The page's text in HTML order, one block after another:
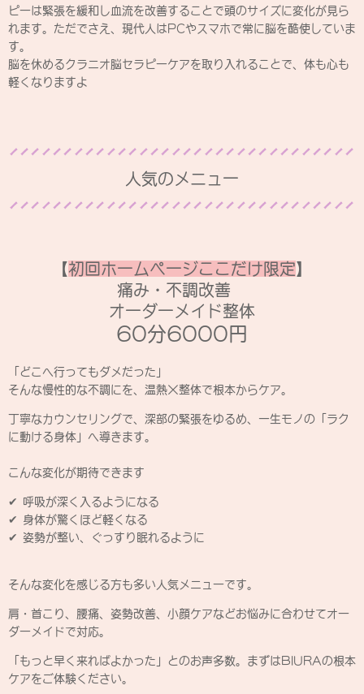
ピーは緊張を緩和し血流を改善することで頭のサイズに変化が見ら
れます。ただでさえ、現代人はPCやスマホで常に脳を酷使していま
す。
脳を休めるクラニオ脳セラピーケアを取り入れることで、体も心も
軽くなりますよ
人気のメニュー
【初回ホームページここだけ限定】
痛み・不調改善
オーダーメイド整体
60分6000円
「どこへ行ってもダメだった」
そんな慢性的な不調にを、温熱×整体で根本からケア。
丁寧なカウンセリングで、深部の緊張をゆるめ、一生モノの「ラク
に動ける身体」へ導きます。
こんな変化が期待できます
✔ 呼吸が深く入るようになる
✔ 身体が驚くほど軽くなる
✔ 姿勢が整い、ぐっすり眠れるように
そんな変化を感じる方も多い人気メニューです。
肩・首こり、腰痛、姿勢改善、小顔ケアなどお悩みに合わせてオー
ダーメイドで対応。
「もっと早く来ればよかった」とのお声多数。まずはBIURAの根本
ケアをご体験ください。